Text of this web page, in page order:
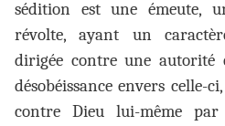
sédition est une émeute,
révolte, ayant un
dirigée contre une
désobéissance envers celle-
contre Dieu lui-même